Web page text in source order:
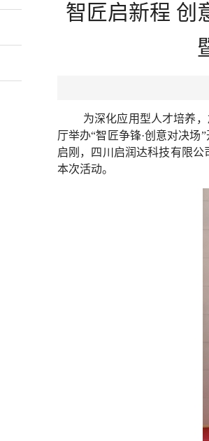
智匠启新程 创
为深化应用型人才培养
厅举办“智匠争锋·创意对决
启刚，四川启润达科技有限
本次活动。